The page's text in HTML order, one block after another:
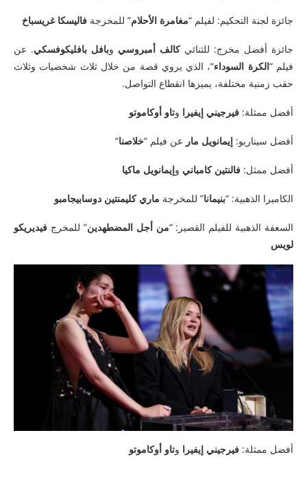
جائزة لجنة التحكيم: لفيلم “مغامرة الأحلام” للمخرجة فاليسكا غريسباخ
جائزة أفضل مخرج: للثنائيكالف أمبروسي وبافل بافليكوفسكي. عن
فيلم “الكرة السوداء“، الذي يروي قصة من خلال ثلاث شخصيات وثلاث
حقب زمنية مختلفة، يميزها انقطاع التواصل.
أفضل ممثلة: فيرجيني إيفيرا وتاو أوكاموتو
أفضل سيناريو: إيمانويل مار عن فيلم “خلاصنا“
أفضل ممثل: فالنتين كامباني وإيمانويل ماكيا
الكاميرا الذهبية: “بنيمانا” للمخرجة ماري كليمنتين دوسابيجامبو
السعفة الذهبية للفيلم القصير: “من أجل المضطهدين” للمخرج فيديريكو
لويس
أفضل ممثلة: فيرجيني إيفيرا وتاو أوكاموتو